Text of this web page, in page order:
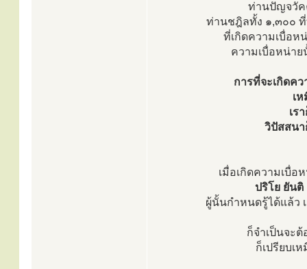
ท่านปัญจวัค
ท่านชฎิลทั้ง ๑,๓๐๐ ที่
ที่เกิดความเบื่อห
ความเบื่อหน่า
การที่จะเกิดค
เ
เร
วิปัสสนา
เมื่อเกิดความเบื่อ
ปริโย ยัน
ผู้นั้นกำหนดรู้ได้แล้ว
ก็จำเป็นจะ
ก็เปรียบเ